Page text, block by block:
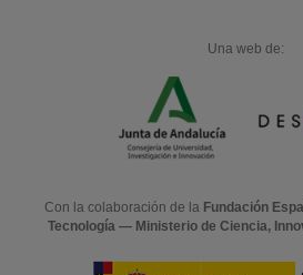
Una web de:
Con la colaboración de la Fundación
Tecnología — Ministerio de Ciencia,